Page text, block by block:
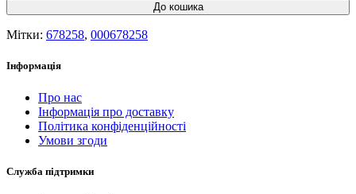
До кошика
Мітки: 678258, 000678258
Інформація
Про нас
Інформація про доставку
Політика конфіденційності
Умови згоди
Служба підтримки